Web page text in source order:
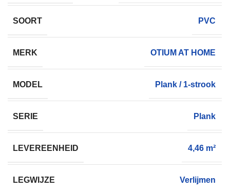
SOORT PVC
MERK OTIUM AT HOME
MODEL Plank / 1-strook
SERIE Plank
LEVEREENHEID 4,46 m²
LEGWIJZE Verlijmen